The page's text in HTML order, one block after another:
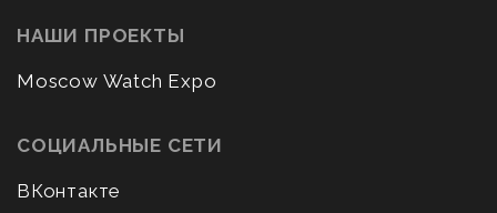
НАШИ ПРОЕКТЫ
Moscow Watch Expo
СОЦИАЛЬНЫЕ СЕТИ
ВКонтакте